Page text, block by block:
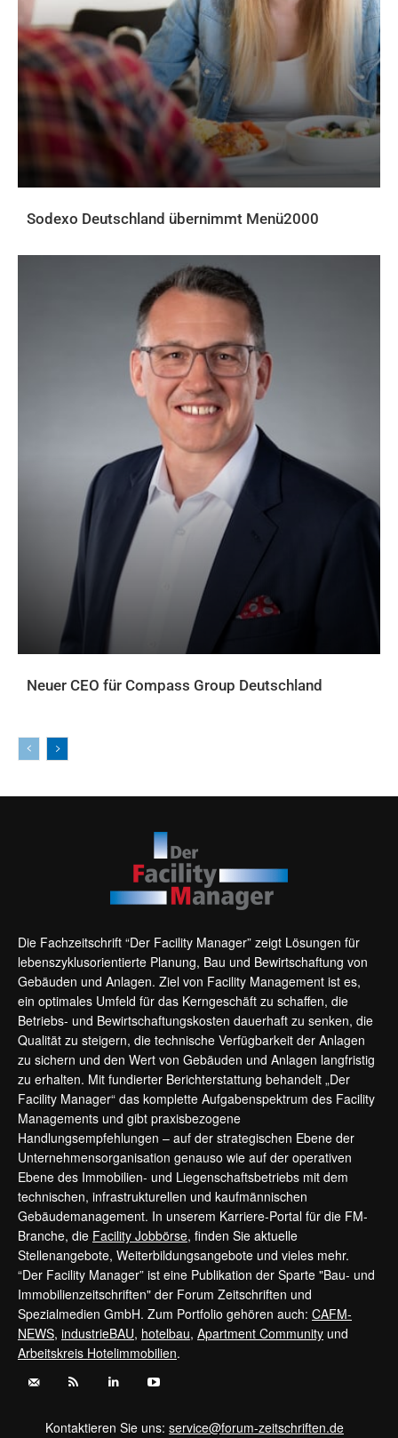
Sodexo Deutschland übernimmt Menü2000
Neuer CEO für Compass Group Deutschland
Die Fachzeitschrift “Der Facility Manager” zeigt Lösungen für
lebenszyklusorientierte Planung, Bau und Bewirtschaftung von
Gebäuden und Anlagen. Ziel von Facility Management ist es,
ein optimales Umfeld für das Kerngeschäft zu schaffen, die
Betriebs- und Bewirtschaftungskosten dauerhaft zu senken, die
Qualität zu steigern, die technische Verfügbarkeit der Anlagen
zu sichern und den Wert von Gebäuden und Anlagen langfristig
zu erhalten. Mit fundierter Berichterstattung behandelt „Der
Facility Manager“ das komplette Aufgabenspektrum des Facility
Managements und gibt praxisbezogene
Handlungsempfehlungen – auf der strategischen Ebene der
Unternehmensorganisation genauso wie auf der operativen
Ebene des Immobilien- und Liegenschaftsbetriebs mit dem
technischen, infrastrukturellen und kaufmännischen
Gebäudemanagement. In unserem Karriere-Portal für die FM-
Branche, die Facility Jobbörse, finden Sie aktuelle
Stellenangebote, Weiterbildungsangebote und vieles mehr.
“Der Facility Manager” ist eine Publikation der Sparte "Bau- und
Immobilienzeitschriften" der Forum Zeitschriften und
Spezialmedien GmbH. Zum Portfolio gehören auch: CAFM-
NEWS, industrieBAU, hotelbau, Apartment Community und
Arbeitskreis Hotelimmobilien.
Kontaktieren Sie uns:service@forum-zeitschriften.de